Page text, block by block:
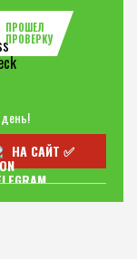
ПРОШЕЛ
ПРОВЕРКУ
НА САЙТ ✅